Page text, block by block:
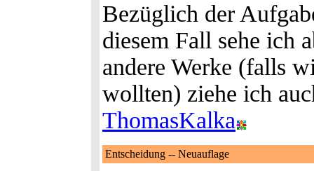
Bezüglich der
diesem Fall sehe ich
andere Werke (falls
wollten) ziehe ich
ThomasKalka
Entscheidung -- Neuauflage